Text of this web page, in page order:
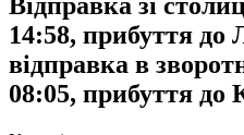
14:58, прибуття до
відправка в
08:05, прибуття до